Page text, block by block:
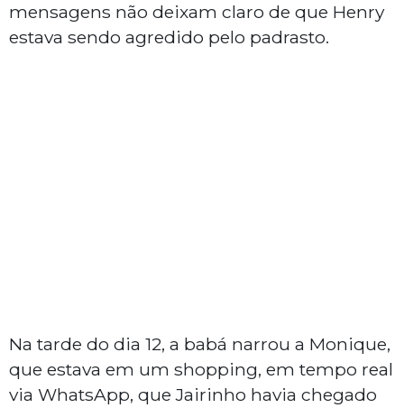
mensagens não deixam claro de que Henry
estava sendo agredido pelo padrasto.
Na tarde do dia 12, a babá narrou a Monique,
que estava em um shopping, em tempo real
via WhatsApp, que Jairinho havia chegado